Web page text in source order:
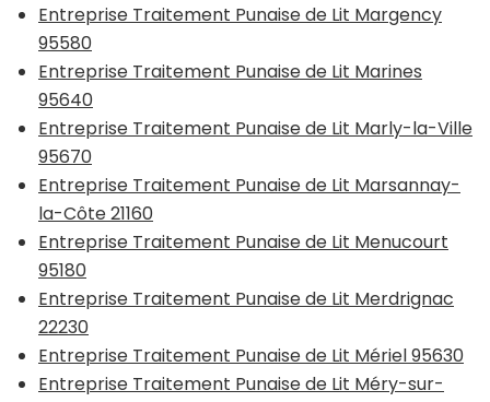
Entreprise Traitement Punaise de Lit Margency
95580
Entreprise Traitement Punaise de Lit Marines
95640
Entreprise Traitement Punaise de Lit Marly-la-Ville
95670
Entreprise Traitement Punaise de Lit Marsannay-
la-Côte 21160
Entreprise Traitement Punaise de Lit Menucourt
95180
Entreprise Traitement Punaise de Lit Merdrignac
22230
Entreprise Traitement Punaise de Lit Mériel 95630
Entreprise Traitement Punaise de Lit Méry-sur-